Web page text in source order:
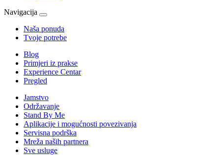
Navigacija
Naša ponuda
Tvoje potrebe
Blog
Primjeri iz prakse
Experience Centar
Pregled
Jamstvo
Održavanje
Stand By Me
Aplikacije i mogućnosti povezivanja
Servisna podrška
Mreža naših partnera
Sve usluge